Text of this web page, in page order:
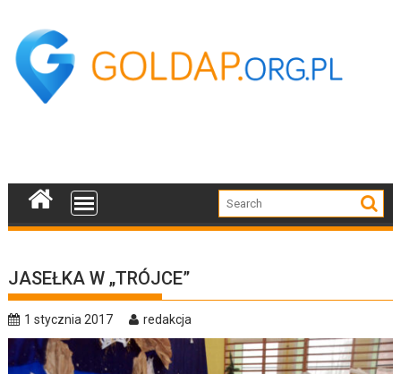
content
JASEŁKA W „TRÓJCE”
1 stycznia 2017 redakcja